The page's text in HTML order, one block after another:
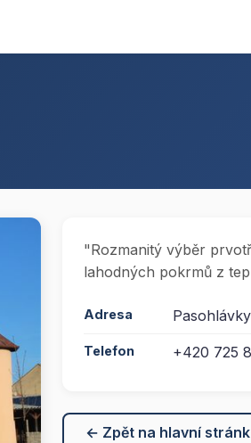
"Rozmanitý výběr
lahodných pokrmů z
Adresa
Telefon +420 725
← Zpět na hlavní